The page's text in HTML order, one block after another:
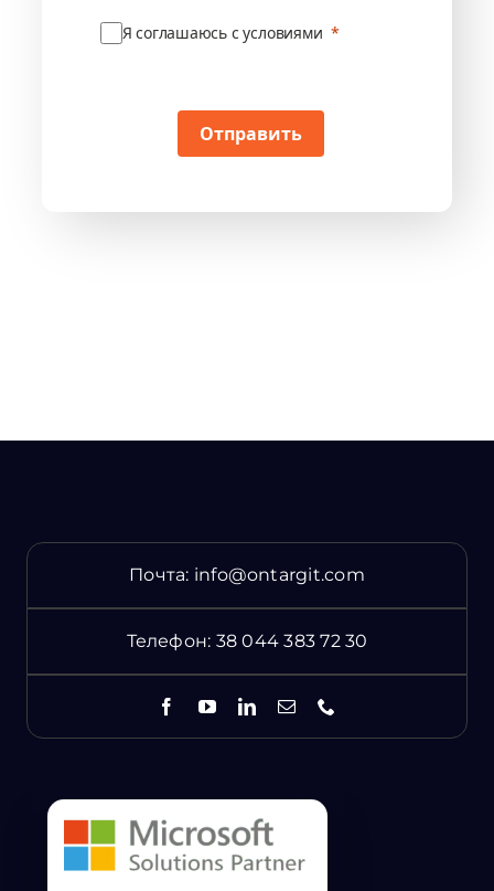
Я соглашаюсь с условиями
Отправить
Почта: info@ontargit.com
Телефон: 38 044 383 72 30